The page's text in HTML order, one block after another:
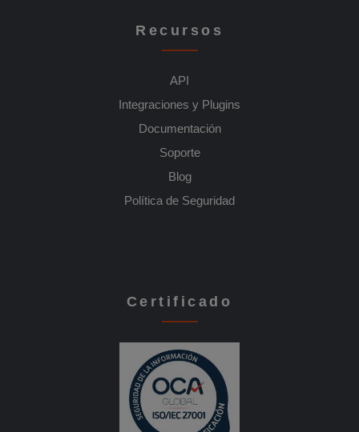
Recursos
API
Integraciones y Plugins
Documentación
Soporte
Blog
Política de Seguridad
Certificado